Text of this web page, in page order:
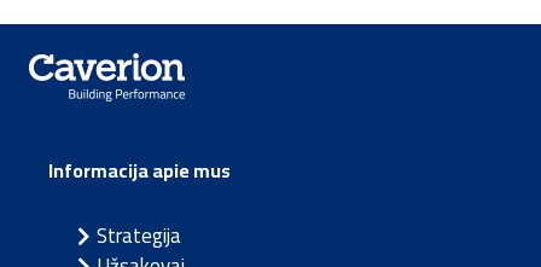
Informacija apie mus
Strategija